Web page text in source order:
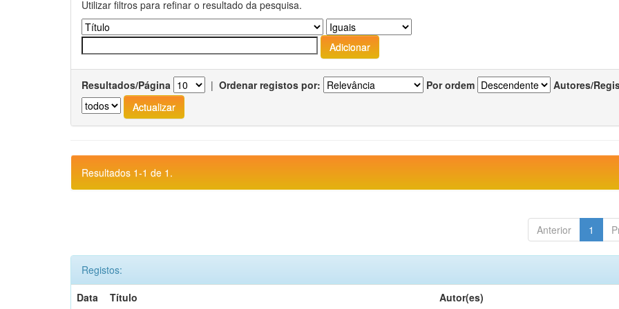
Utilizar filtros para refinar o resultado da pesquisa.
Resultados/Página | Ordenar registos por: Por ordem Autores/
Resultados 1-1 de 1.
Anterior 1
Registos:
Data
Título Autor(es)